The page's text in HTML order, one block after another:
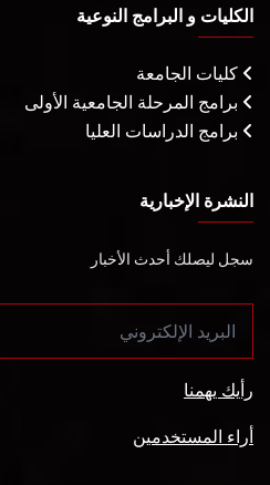
الكليات و البرامج النوعية
كليات الجامعة
برامج المرحلة الجامعية الأولى
برامج الدراسات العليا
النشرة الإخبارية
سجل ليصلك أحدث الأخبار
رأيك يهمنا
أراء المستخدمين